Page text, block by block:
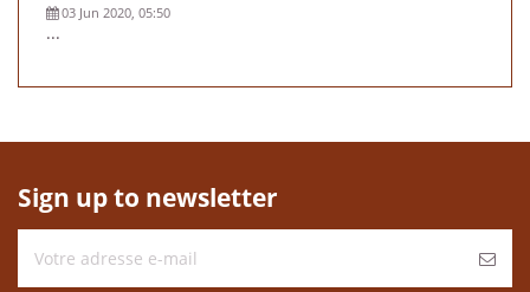
03 Jun 2020, 05:50
...
Sign up to newsletter